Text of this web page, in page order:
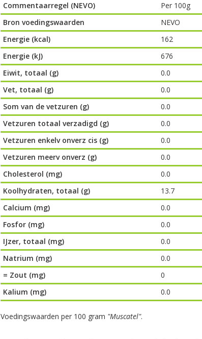
Commentaarregel (NEVO)
Per 100g
Bron voedingswaarden
NEVO
Energie (kcal)
162
Energie (kJ)
676
Eiwit, totaal (g)
0.0
Vet, totaal (g)
0.0
Som van de vetzuren (g)
0.0
Vetzuren totaal verzadigd (g)
0.0
Vetzuren enkelv onverz cis (g)
0.0
Vetzuren meerv onverz (g)
0.0
Cholesterol (mg)
0.0
Koolhydraten, totaal (g)
13.7
Calcium (mg)
0.0
Fosfor (mg)
0.0
IJzer, totaal (mg)
0.0
Natrium (mg)
0.0
= Zout (mg)
0
Kalium (mg)
0.0
Voedingswaarden per 100 gram "Muscatel".